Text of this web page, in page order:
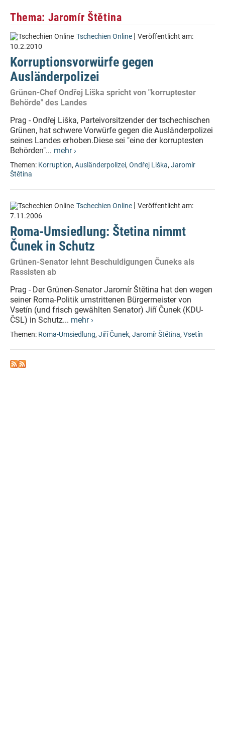
Thema: Jaromír Štětina
Tschechien Online | Veröffentlicht am:
10.2.2010
Korruptionsvorwürfe gegen
Ausländerpolizei
Grünen-Chef Ondřej Liška spricht von "korruptester
Behörde" des Landes
Prag - Ondřej Liška, Parteivorsitzender der tschechischen
Grünen, hat schwere Vorwürfe gegen die Ausländerpolizei
seines Landes erhoben.Diese sei "eine der korruptesten
Behörden"... mehr ›
Themen: Korruption, Ausländerpolizei, Ondřej Liška, Jaromír
Štětina
Tschechien Online | Veröffentlicht am:
7.11.2006
Roma-Umsiedlung: Štetina nimmt
Čunek in Schutz
Grünen-Senator lehnt Beschuldigungen Čuneks als
Rassisten ab
Prag - Der Grünen-Senator Jaromír Štětina hat den wegen
seiner Roma-Politik umstrittenen Bürgermeister von
Vsetín (und frisch gewählten Senator) Jiří Čunek (KDU-
ČSL) in Schutz... mehr ›
Themen: Roma-Umsiedlung, Jiří Čunek, Jaromír Štětina, Vsetín